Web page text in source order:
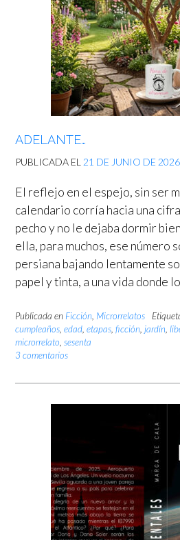
ADELANTE…
PUBLICADA EL 21 DE JUNIO DE 2026
El reflejo en el espejo, sin ser
calendario corría hacia una
pecho y no le dejaba dormir
ella, para muchos, ese número
persiana bajando lentamente
papel y tinta, a una vida donde
Publicada en Ficción Microrrelatos
cumpleaños edad etapas ficción jardín
microrrelato sesenta
3 comentarios